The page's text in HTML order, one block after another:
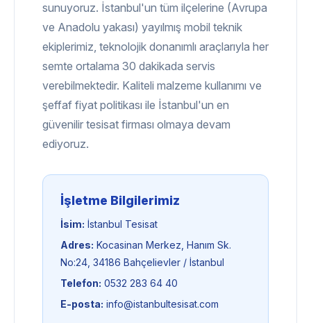
sunuyoruz. İstanbul'un tüm ilçelerine (Avrupa
ve Anadolu yakası) yayılmış mobil teknik
ekiplerimiz, teknolojik donanımlı araçlarıyla her
semte ortalama 30 dakikada servis
verebilmektedir. Kaliteli malzeme kullanımı ve
şeffaf fiyat politikası ile İstanbul'un en
güvenilir tesisat firması olmaya devam
ediyoruz.
İşletme Bilgilerimiz
İsim: İstanbul Tesisat
Adres: Kocasinan Merkez, Hanım Sk.
No:24, 34186 Bahçelievler / İstanbul
Telefon: 0532 283 64 40
E-posta: info@istanbultesisat.com